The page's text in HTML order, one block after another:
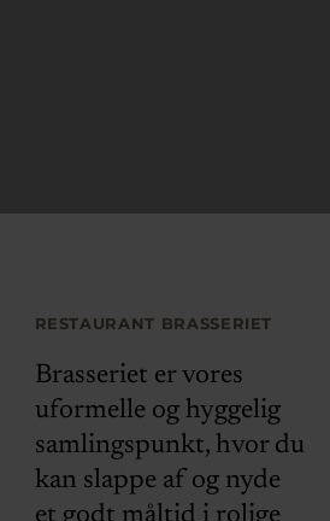
RESTAURANT BRASSERIET
Brasseriet er vores
uformelle og hyggelig
samlingspunkt, hvor du
kan slappe af og nyde